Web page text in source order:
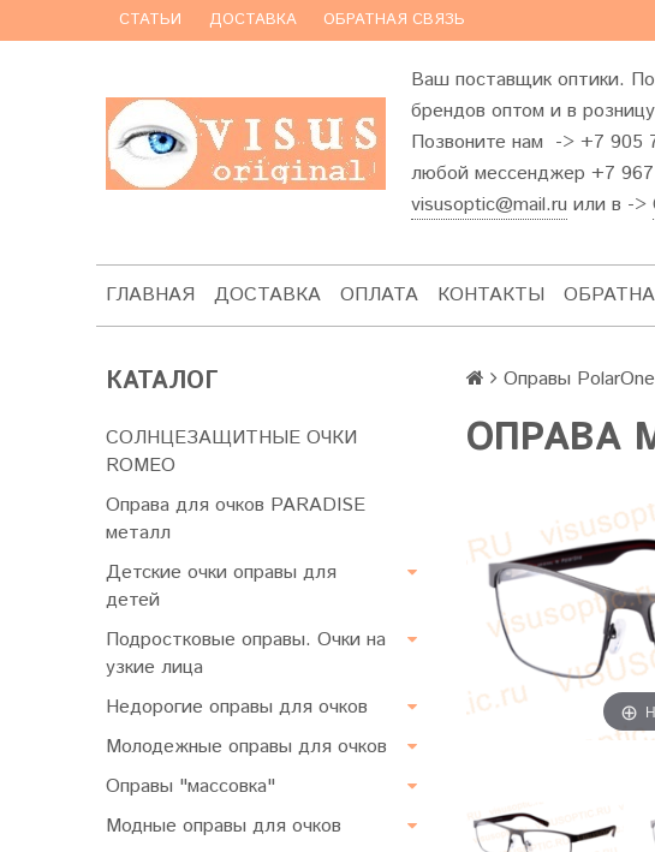
СТАТЬИ ДОСТАВКА ОБРАТНАЯ СВЯЗЬ
Ваш поставщик оптики.
брендов оптом и в
Позвоните нам -> +7 905
любой мессенджер +7
visusoptic@mail.ru или в ->
ГЛАВНАЯ ДОСТАВКА ОПЛАТА КОНТАКТЫ
КАТАЛОГ
СОЛНЦЕЗАЩИТНЫЕ ОЧКИ
ROMEO
Оправа для очков PARADISE
металл
Детские очки оправы для
детей
Подростковые оправы. Очки на
узкие лица
Недорогие оправы для очков
Молодежные оправы для очков
Оправы "массовка"
Модные оправы для очков
Оправы PolarOne
ОПРАВА